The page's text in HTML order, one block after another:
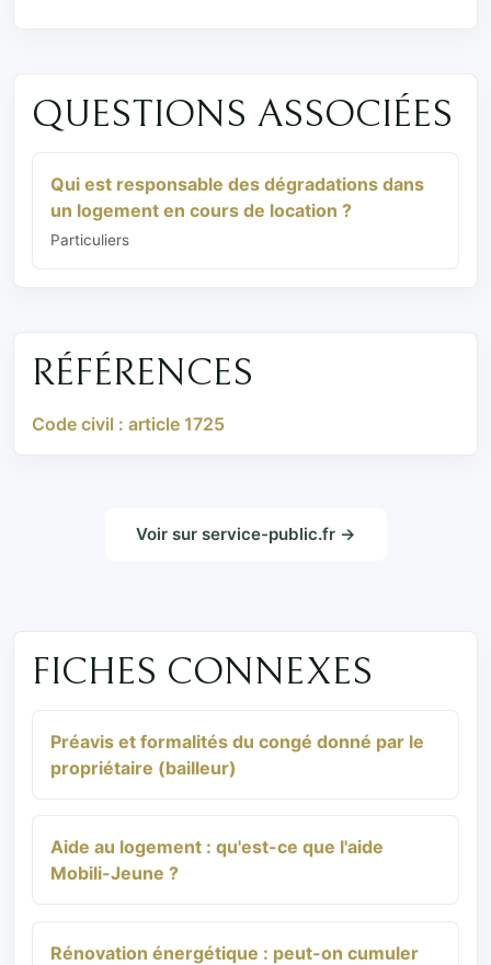
QUESTIONS ASSOCIÉES
Qui est responsable des dégradations dans
un logement en cours de location ?
Particuliers
RÉFÉRENCES
Code civil : article 1725
Voir sur service-public.fr →
FICHES CONNEXES
Préavis et formalités du congé donné par le
propriétaire (bailleur)
Aide au logement : qu'est-ce que l'aide
Mobili-Jeune ?
Rénovation énergétique : peut-on cumuler